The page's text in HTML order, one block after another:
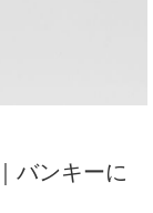
バンキーに